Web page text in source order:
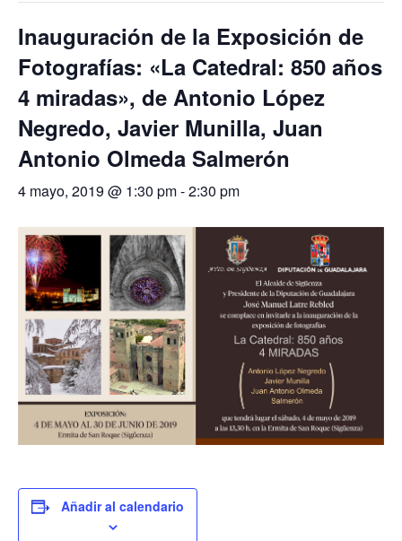
Inauguración de la Exposición de
Fotografías: «La Catedral: 850 años
4 miradas», de Antonio López
Negredo, Javier Munilla, Juan
Antonio Olmeda Salmerón
4 mayo, 2019 @ 1:30 pm-2:30 pm
Añadir al calendario